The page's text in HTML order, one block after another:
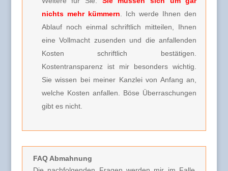
nichts mehr kümmern . Ich werde Ihnen den
Ablauf noch einmal schriftlich mitteilen, Ihnen
eine Vollmacht zusenden und die anfallenden
Kosten schriftlich bestätigen.
Kostentransparenz ist mir besonders wichtig.
Sie wissen bei meiner Kanzlei von Anfang an,
welche Kosten anfallen. Böse Überraschungen
gibt es nicht.
FAQ Abmahnung